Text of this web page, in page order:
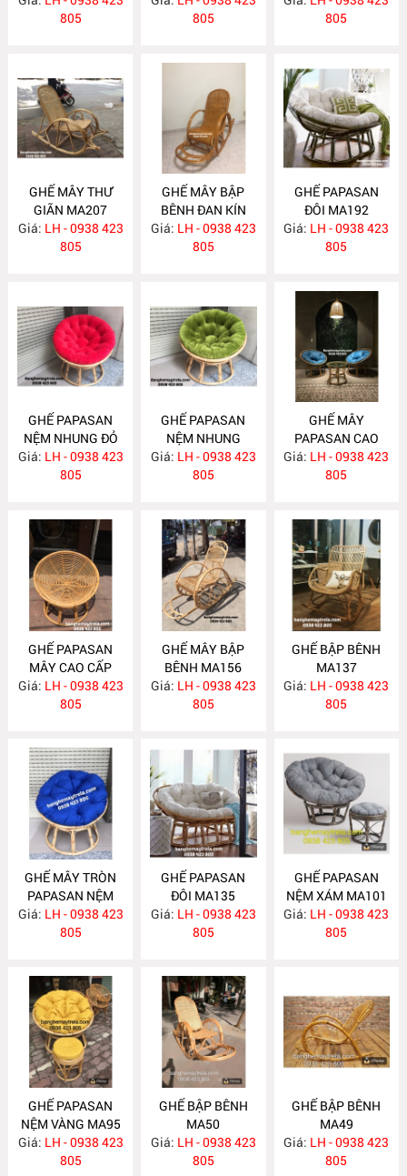
805
805
805
GHẾ MÂY THƯ
GIÃN MA207
Giá: LH - 0938 423
805
GHẾ MÂY BẬP
BÊNH ĐAN KÍN
MA206
Giá: LH - 0938 423
805
GHẾ PAPASAN
ĐÔI MA192
Giá: LH - 0938 423
805
GHẾ PAPASAN
NỆM NHUNG ĐỎ
MA182
Giá: LH - 0938 423
805
GHẾ PAPASAN
NỆM NHUNG
XANH MA181
Giá: LH - 0938 423
805
GHẾ MÂY
PAPASAN CAO
CẤP MA180
Giá: LH - 0938 423
805
GHẾ PAPASAN
MÂY CAO CẤP
MA163
Giá: LH - 0938 423
805
GHẾ MÂY BẬP
BÊNH MA156
Giá: LH - 0938 423
805
GHẾ BẬP BÊNH
MA137
Giá: LH - 0938 423
805
GHẾ MÂY TRÒN
PAPASAN NỆM
XANH COBAN
MA136
Giá: LH - 0938 423
805
GHẾ PAPASAN
ĐÔI MA135
Giá: LH - 0938 423
805
GHẾ PAPASAN
NỆM XÁM MA101
Giá: LH - 0938 423
805
GHẾ PAPASAN
NỆM VÀNG MA95
Giá: LH - 0938 423
805
GHẾ BẬP BÊNH
MA50
Giá: LH - 0938 423
805
GHẾ BẬP BÊNH
MA49
Giá: LH - 0938 423
805